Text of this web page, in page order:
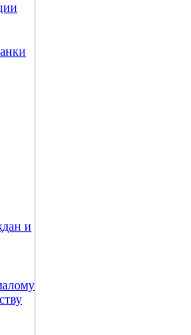
и